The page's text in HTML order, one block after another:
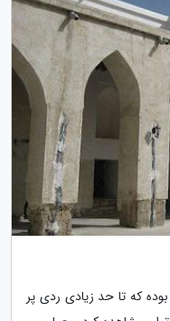
که تا حد زیادی ردی پر